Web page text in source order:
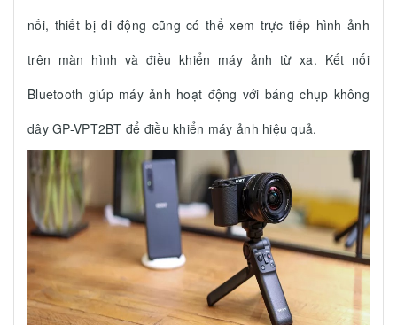
nối, thiết bị di động cũng có thể xem trực tiếp hình ảnh
trên màn hình và điều khiển máy ảnh từ xa. Kết nối
Bluetooth giúp máy ảnh hoạt động với báng chụp không
dây GP-VPT2BT để điều khiển máy ảnh hiệu quả.